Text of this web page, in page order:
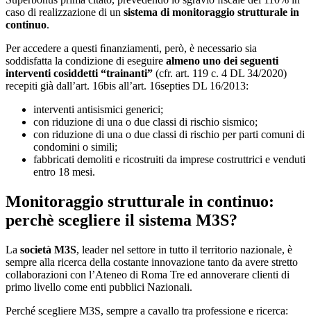
caso di realizzazione di un sistema di monitoraggio strutturale in
continuo.
Per accedere a questi ﬁnanziamenti, però, è necessario sia
soddisfatta la condizione di eseguire almeno uno dei seguenti
interventi cosiddetti “trainanti” (cfr. art. 119 c. 4 DL 34/2020)
recepiti già dall’art. 16bis all’art. 16septies DL 16/2013:
interventi antisismici generici;
con riduzione di una o due classi di rischio sismico;
con riduzione di una o due classi di rischio per parti comuni di
condomini o simili;
fabbricati demoliti e ricostruiti da imprese costruttrici e venduti
entro 18 mesi.
Monitoraggio strutturale in continuo:
perchè scegliere il sistema M3S?
La società M3S, leader nel settore in tutto il territorio nazionale, è
sempre alla ricerca della costante innovazione tanto da avere stretto
collaborazioni con l’Ateneo di Roma Tre ed annoverare clienti di
primo livello come enti pubblici Nazionali.
Perché scegliere M3S, sempre a cavallo tra professione e ricerca: